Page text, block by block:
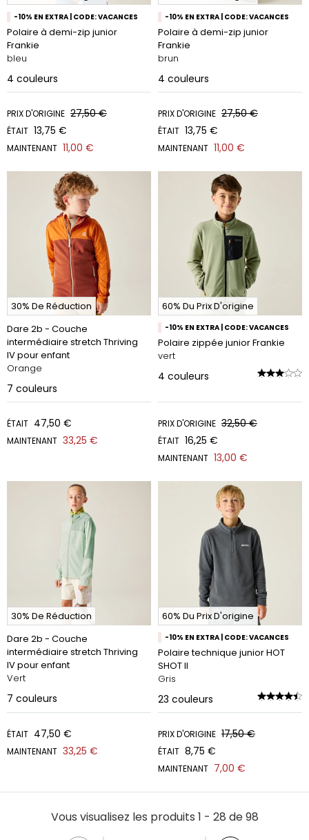
-10% EN EXTRA | CODE: VACANCES
Polaire à demi-zip junior
Frankie
bleu
4 couleurs
PRIX D'ORIGINE 27,50 €
ÉTAIT 13,75 €
MAINTENANT 11,00 €
-10% EN EXTRA | CODE: VACANCES
Polaire à demi-zip junior
Frankie
brun
4 couleurs
PRIX D'ORIGINE 27,50 €
ÉTAIT 13,75 €
MAINTENANT 11,00 €
30% De Réduction
Dare 2b - Couche
intermédiaire stretch Thriving
IV pour enfant
Orange
7 couleurs
ÉTAIT 47,50 €
MAINTENANT 33,25 €
60% Du Prix D'origine
-10% EN EXTRA | CODE: VACANCES
Polaire zippée junior Frankie
vert
4 couleurs
PRIX D'ORIGINE 32,50 €
ÉTAIT 16,25 €
MAINTENANT 13,00 €
30% De Réduction
Dare 2b - Couche
intermédiaire stretch Thriving
IV pour enfant
Vert
7 couleurs
ÉTAIT 47,50 €
MAINTENANT 33,25 €
60% Du Prix D'origine
-10% EN EXTRA | CODE: VACANCES
Polaire technique junior HOT
SHOT II
Gris
23 couleurs
PRIX D'ORIGINE 17,50 €
ÉTAIT 8,75 €
MAINTENANT 7,00 €
Vous visualisez les produits 1 - 28 de 98